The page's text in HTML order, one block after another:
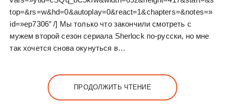
top=&rs=w&hd=0&autoplay=0&react=1&chapters=&notes=»
id=»ep7306″ /] Мы только что закончили смотреть с
мужем второй сезон сериала Sherlock по-русски, но мне
так хочется снова окунуться в…
ПРОДОЛЖИТЬ ЧТЕНИЕ